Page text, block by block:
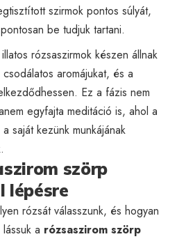
szirmok pontos súlyát,
be tudjuk tartani.
rózsaszirmok készen állnak
aromájukat, és a
Ez a fázis nem
egyfajta meditáció is, ahol a
saját kezünk munkájának
szörp
lépésre
rózsát válasszunk, és hogyan
a rózsaszirom szörp